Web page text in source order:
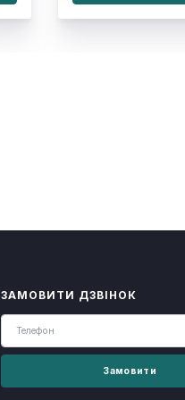
ЗАМОВИТИ ДЗВІНОК
Замовити